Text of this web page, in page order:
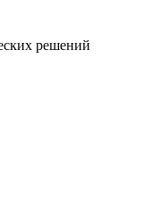
решений